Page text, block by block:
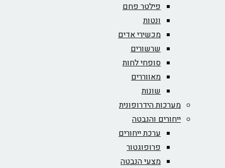
פילטר פחם
ונטות
מכשירי אדים
שרשורים
סופחי לחות
מאווררים
שונות
מערכות הידרופונית
ייחורים והנבטה
ערכת ייחורים
פרופוגטור
מצעי הנבטה